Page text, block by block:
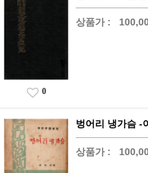
상품가 :
0
벙어리 냉가슴 -
상품가 :